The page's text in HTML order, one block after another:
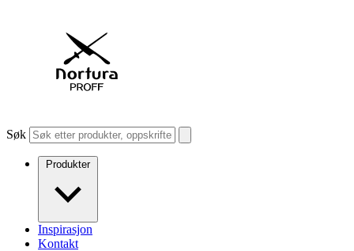
Søk
Produkter
Inspirasjon
Kontakt